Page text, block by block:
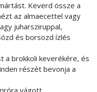
Keverd össze a
az almaecettel vagy
juharsziruppal,
és borsozd ízlés
a brokkoli keverékére, és
részét bevonja a